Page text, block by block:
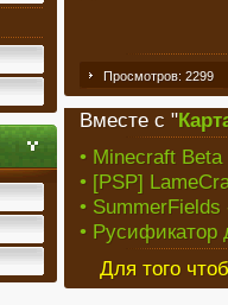
Просмотров: 2299
Вместе с "
• Minecraft Beta
• [PSP]
•
• Русификатор
Для того